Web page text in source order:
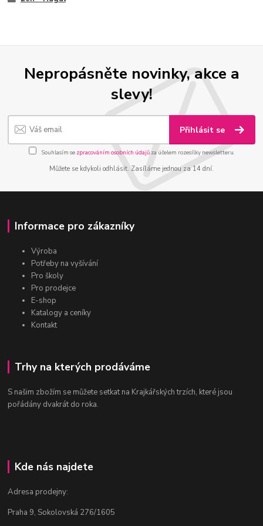
Nepropásněte novinky, akce a
slevy!
Přihlásit se
Souhlasím se zpracováním osobních údajůza účelem rozesílky newsletteru.
Můžete se kdykoli odhlásit. Zasíláme jednou za 14 dní.
Informace pro zákazníky
Výroba
Potřeby na vyšívání
Pro školy
Pro prodejce
E-shop
Katalogy a ceníky
Kontakt
Trhy na kterých prodáváme
S našim zbožím se můžete setkat na Krajkářských trzích, které jsou
pořádány dvakrát do roka.
Kde nás najdete
Adresa prodejny:
Praha 9, Sokolovská 276/1605